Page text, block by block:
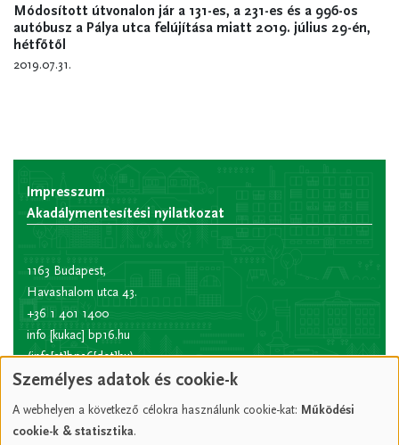
Módosított útvonalon jár a 131-es, a 231-es és a 996-os
autóbusz a Pálya utca felújítása miatt 2019. július 29-én,
hétfőtől
2019.07.31.
Impresszum
Akadálymentesítési nyilatkozat
1163 Budapest,
Havashalom utca 43.
+36 1 401 1400
info [kukac] bp16.hu
(info[at]bp16[dot]hu)
Hivatali kapu rövid
Személyes adatok és cookie-k
A webhelyen a következő célokra használunk cookie-kat: Működési
cookie-k & statisztika.